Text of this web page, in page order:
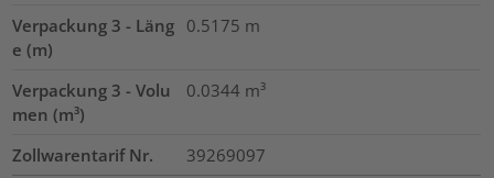
Verpackung 3 - Läng
e (m)
0.5175 m
Verpackung 3 - Volu
men (m³)
0.0344 m³
Zollwarentarif Nr. 39269097